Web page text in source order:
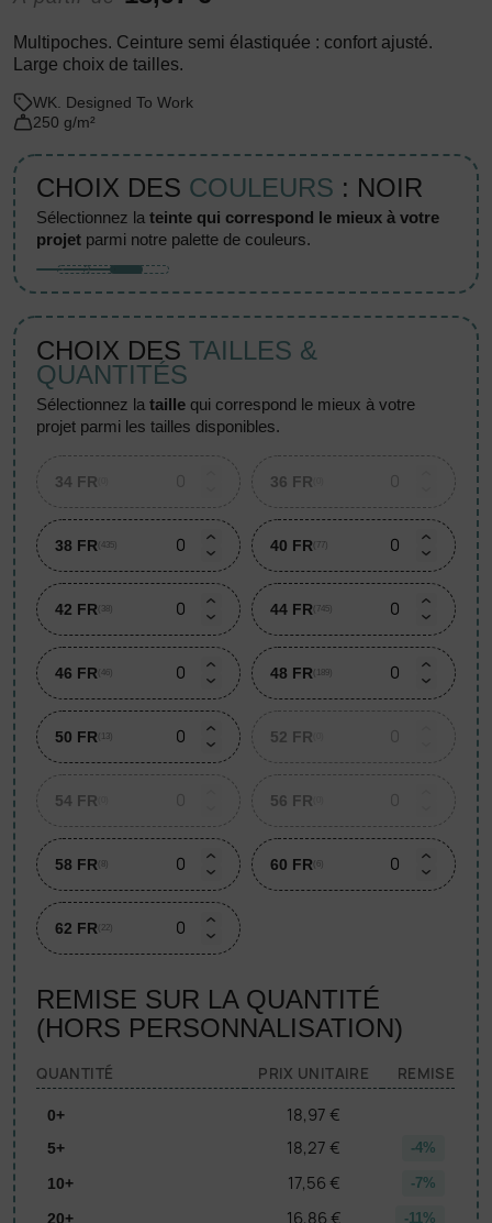
Multipoches. Ceinture semi élastiquée : confort ajusté.
Large choix de tailles.
WK. Designed To Work
250 g/m²
CHOIX DES COULEURS : NOIR
sélectionnez lateinte qui correspond le mieux à votre
projet parmi notre palette de couleurs.
CHOIX DES TAILLES &
QUANTITÉS
sélectionnez lataille qui correspond le mieux à votre
projet parmi les tailles disponibles.
34 FR 36 FR
38 FR (435) 40 FR (77)
42 FR (38) 44 FR (745)
46 FR (46) 48 FR (189)
50 FR (13) 52 FR
54 FR 56 FR
58 FR (8) 60 FR (6)
62 FR (22)
REMISE SUR LA QUANTITÉ
(HORS PERSONNALISATION)
QUANTITÉ PRIX UNITAIRE REMISE
0+ 18,97 €
5+ 18,27 € -4%
10+ 17,56 € -7%
20+ 16,86 € -11%